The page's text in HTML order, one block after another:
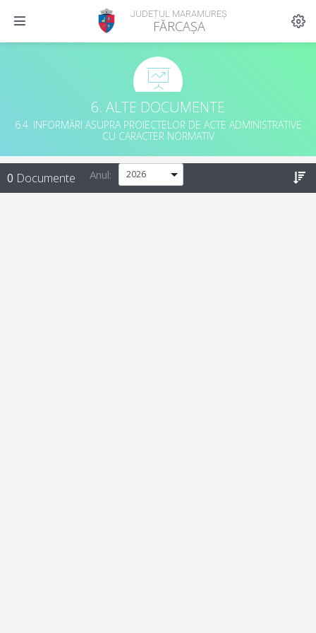
JUDEȚUL MARAMUREȘ
FĂRCAȘA
6. ALTE DOCUMENTE
6.4. INFORMĂRI ASUPRA PROIECTELOR DE ACTE ADMINISTRATIVE
CU CARACTER NORMATIV
0 Documente Anul: